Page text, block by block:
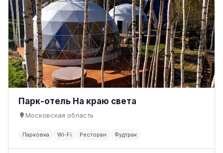
Парк-отель На краю света
Московская область
Парковка Wi-Fi Ресторан Фудтрак